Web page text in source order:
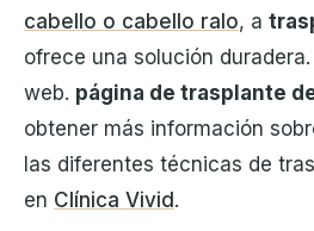
cabello o cabello ralo, a
ofrece una solución
web. página de trasplante
obtener más información
las diferentes técnicas de
en Clínica Vivid .